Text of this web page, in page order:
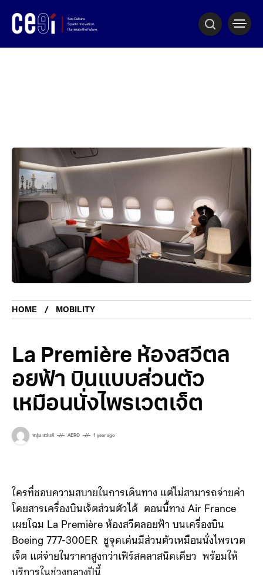
HOME MOBILITY
La Première ห้องสวีตล
อยฟ้า บินแบบส่วนตัว
เหมือนนั่งไพรเวตเจ็ต
หนุ่ย แซ่แต้ AERO 1 year ago
ใครที่ชอบความสบายในการเดินทาง แต่ไม่สามารถจ่ายค่า
โดยสารเครื่องบินเจ็ตส่วนตัวได้ ตอนนี้ทาง Air France
เผยโฉม La Première ห้องสวีตลอยฟ้า บนเครื่องบิน
Boeing 777-300ER ชูจุดเด่นมีส่วนตัวเหมือนนั่งไพรเวต
เจ็ต แต่จ่ายในราคาสูงกว่าเฟิร์สคลาสนิดเดียว พร้อมให้